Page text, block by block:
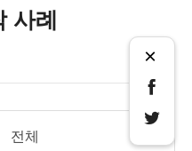
사례
×